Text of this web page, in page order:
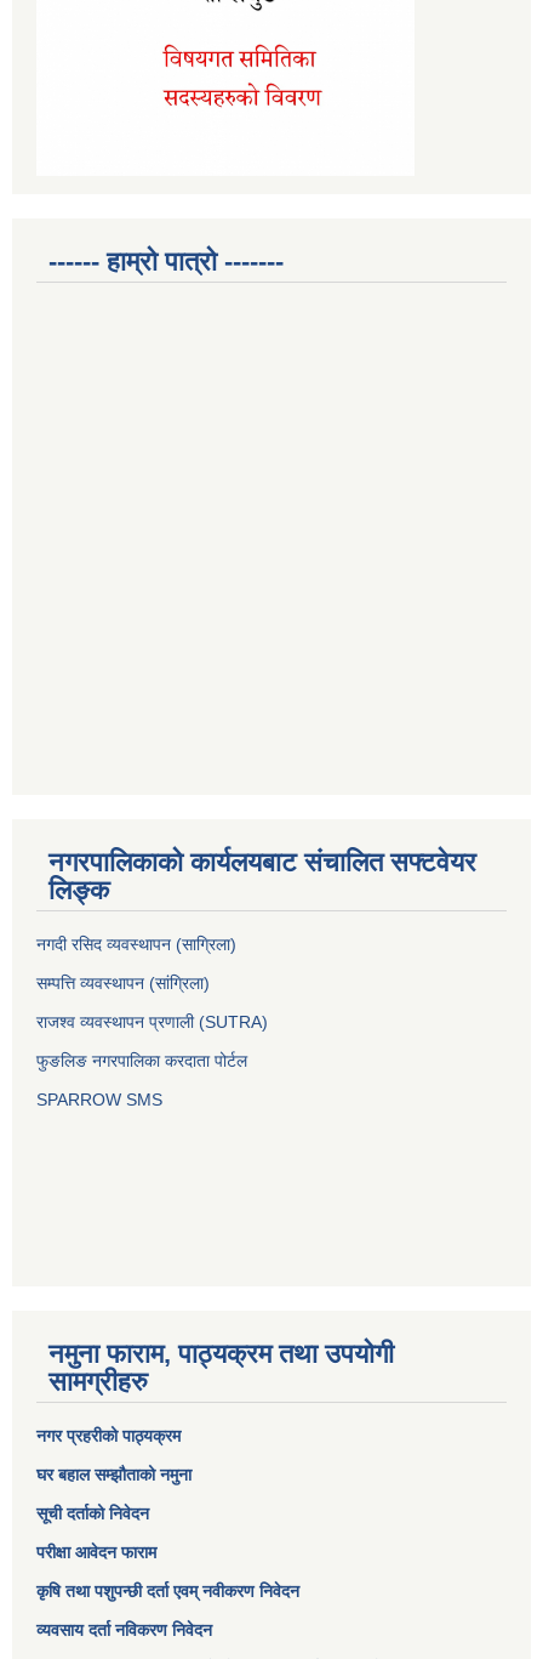
------ हाम्रो पात्रो -------
नगरपालिकाको कार्यलयबाट संचालित सफ्टवेयर
लिङ्क
नगदी रसिद व्यवस्थापन (साग्रिला)
सम्पत्ति व्यवस्थापन (सांग्रिला)
राजश्व व्यवस्थापन प्रणाली (SUTRA)
फुङलिङ नगरपालिका करदाता पोर्टल
SPARROW SMS
नमुना फाराम, पाठ्यक्रम तथा उपयोगी
सामग्रीहरु
नगर प्रहरीको पाठ्यक्रम
घर बहाल सम्झौताको नमुना
सूची दर्ताको निवेदन
परीक्षा आवेदन फाराम
कृषि तथा पशुपन्छी दर्ता एवम् नवीकरण निवेदन
व्यवसाय दर्ता नविकरण निवेदन